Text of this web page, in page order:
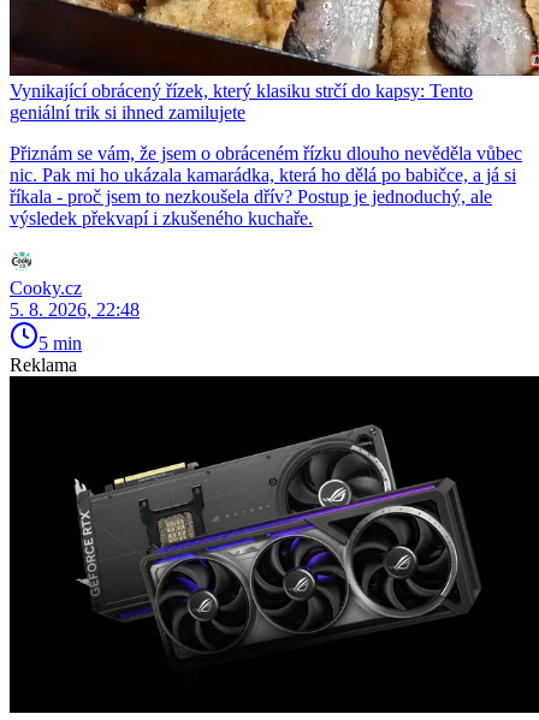
Vynikající obrácený řízek, který klasiku strčí do kapsy: Tento
geniální trik si ihned zamilujete
Přiznám se vám, že jsem o obráceném řízku dlouho nevěděla vůbec
nic. Pak mi ho ukázala kamarádka, která ho dělá po babičce, a já si
říkala - proč jsem to nezkoušela dřív? Postup je jednoduchý, ale
výsledek překvapí i zkušeného kuchaře.
Cooky.cz
5. 8. 2026, 22:48
5 min
Reklama